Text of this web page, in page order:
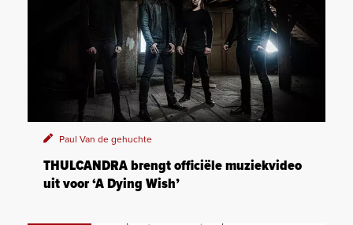
Paul Van de gehuchte
THULCANDRA brengt officiële muziekvideo
uit voor ‘A Dying Wish’